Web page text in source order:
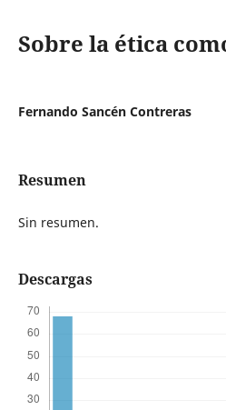
Sobre la ética
Fernando Sancén Contreras
Resumen
Sin resumen.
Descargas